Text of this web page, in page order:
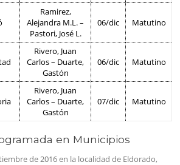
Ramirez,
Alejandra M.L. –
Pastori, José L.
06/dic Matutino
Rivero, Juan
Carlos – Duarte,
Gastón
06/dic Matutino
Rivero, Juan
Carlos – Duarte,
Gastón
07/dic Matutino
en Municipios
de 2016 en la localidad de Eldorado,